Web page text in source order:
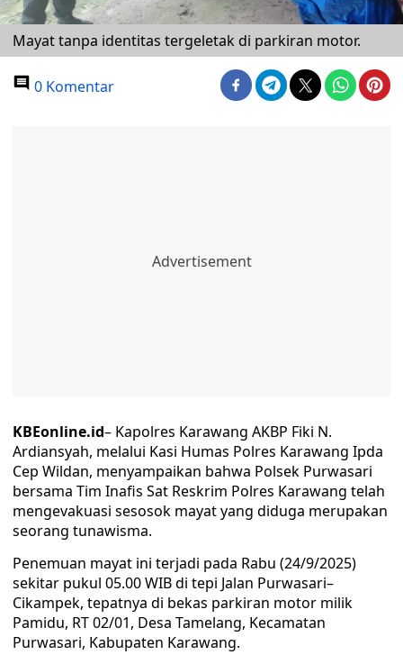
Mayat tanpa identitas tergeletak di parkiran motor.
0 Komentar
KBEonline.id– Kapolres Karawang AKBP Fiki N.
Ardiansyah, melalui Kasi Humas Polres Karawang Ipda
Cep Wildan, menyampaikan bahwa Polsek Purwasari
bersama Tim Inafis Sat Reskrim Polres Karawang telah
mengevakuasi sesosok mayat yang diduga merupakan
seorang tunawisma.
Penemuan mayat ini terjadi pada Rabu (24/9/2025)
sekitar pukul 05.00 WIB di tepi Jalan Purwasari–
Cikampek, tepatnya di bekas parkiran motor milik
Pamidu, RT 02/01, Desa Tamelang, Kecamatan
Purwasari, Kabupaten Karawang.